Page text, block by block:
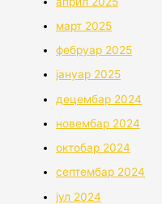
март 2025
фебруар 2025
јануар 2025
децембар 2024
новембар 2024
октобар 2024
септембар 2024
јул 2024